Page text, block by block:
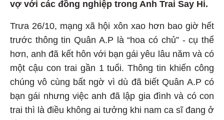
vợ với các đồng nghiệp trong Anh Trai Say Hi.
Trưa 26/10, mạng xã hội xôn xao hơn bao giờ hết
trước thông tin Quân A.P là “hoa có chủ” - cụ thể
hơn, anh đã kết hôn với bạn gái yêu lâu năm và có
một cậu con trai gần 1 tuổi. Thông tin khiến công
chúng vô cùng bất ngờ vì dù đã biết Quân A.P có
bạn gái nhưng việc anh đã lập gia đình và có con
trai thì là điều không ai tưởng khi nam ca sĩ đang ở